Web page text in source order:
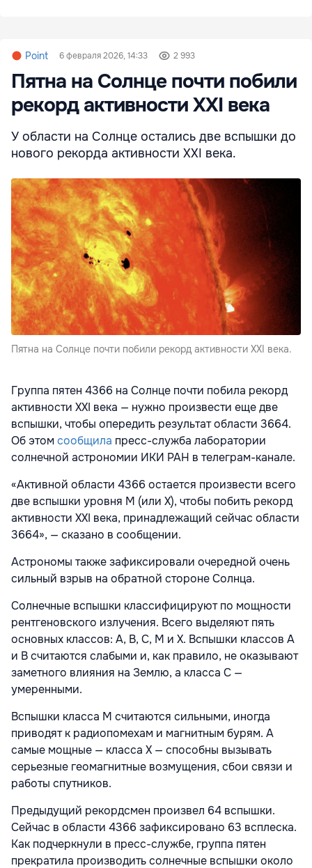
Point 6 февраля 2026, 14:33 2 993
Пятна на Солнце почти побили
рекорд активности XXI века
У области на Солнце остались две вспышки до
нового рекорда активности XXI века.
Пятна на Солнце почти побили рекорд активности XXI века.
Группа пятен 4366 на Солнце почти побила рекорд
активности XXI века — нужно произвести еще две
вспышки, чтобы опередить результат области 3664.
Об этомсообщила пресс-служба лаборатории
солнечной астрономии ИКИ РАН в телеграм-канале.
«Активной области 4366 остается произвести всего
две вспышки уровня M (или X), чтобы побить рекорд
активности XXI века, принадлежащий сейчас области
3664», — сказано в сообщении.
Астрономы также зафиксировали очередной очень
сильный взрыв на обратной стороне Солнца.
Солнечные вспышки классифицируют по мощности
рентгеновского излучения. Всего выделяют пять
основных классов: A, B, C, M и X. Вспышки классов A
и B считаются слабыми и, как правило, не оказывают
заметного влияния на Землю, а класса C —
умеренными.
Вспышки класса M считаются сильными, иногда
приводят к радиопомехам и магнитным бурям. А
самые мощные — класса X — способны вызывать
серьезные геомагнитные возмущения, сбои связи и
работы спутников.
Предыдущий рекордсмен произвел 64 вспышки.
Сейчас в области 4366 зафиксировано 63 всплеска.
Как подчеркнули в пресс-службе, группа пятен
прекратила производить солнечные вспышки около